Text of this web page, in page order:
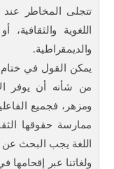
تتجلى المخاطر عند
اللغوية والثقافية،
والديمقراطية.
يمكن القول في ختام
من شأنه أن يوفر
ومزهر، فجميع
ممارسة حقوقها
اللغة يجب البحث عن
ولغاتنا عبر إقحامها